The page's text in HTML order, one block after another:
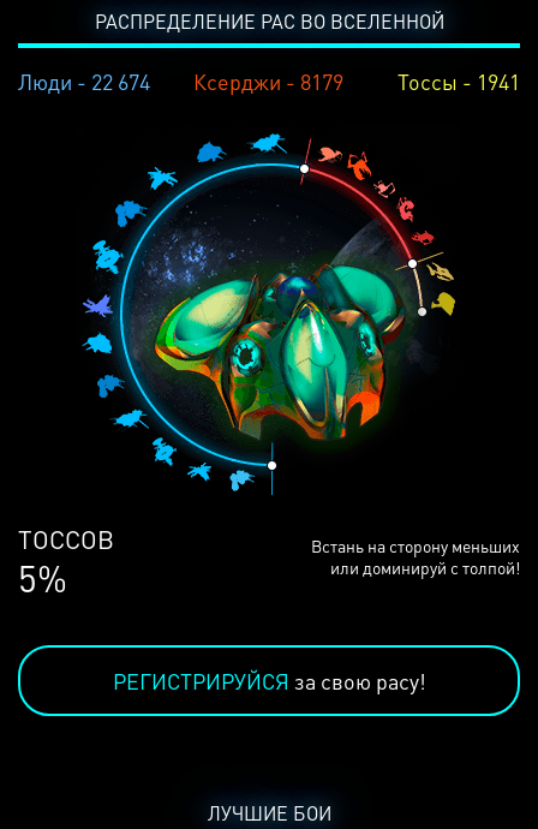
РАСПРЕДЕЛЕНИЕ РАС ВО ВСЕЛЕННОЙ
Люди - 22 674 Ксерджи - 8179 Тоссы - 1941
ЛЮДЕЙ
69%
Встань на сторону меньших
или доминируй с толпой!
РЕГИСТРИРУЙСЯ за свою расу!
ЛУЧШИЕ БОИ